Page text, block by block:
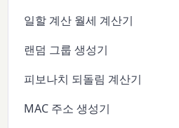
일할 계산 월세 계산기
랜덤 그룹 생성기
피보나치 되돌림 계산기
MAC 주소 생성기